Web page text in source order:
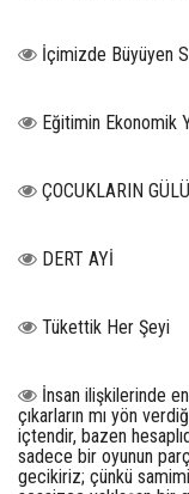
İçimizde Büyüyen
Eğitimin Ekonomik
ÇOCUKLARIN
DERT AYİ
Tükettik Her Şeyi
İnsan ilişkilerinde
çıkarların mı yön
içtendir, bazen
sadece bir oyunun
gecikiriz; çünkü